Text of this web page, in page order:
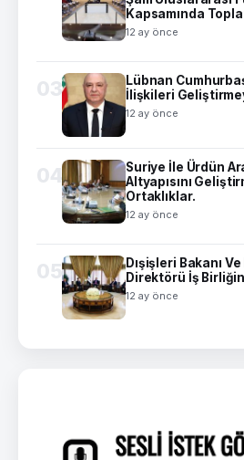
Kapsamında
12 ay önce
03
Lübnan
İlişkileri
12 ay önce
04
Suriye İle Ürdün
Altyapısını
Ortaklıklar.
12 ay önce
05
Dışişleri Bakanı Ve
Direktörü İş
12 ay önce